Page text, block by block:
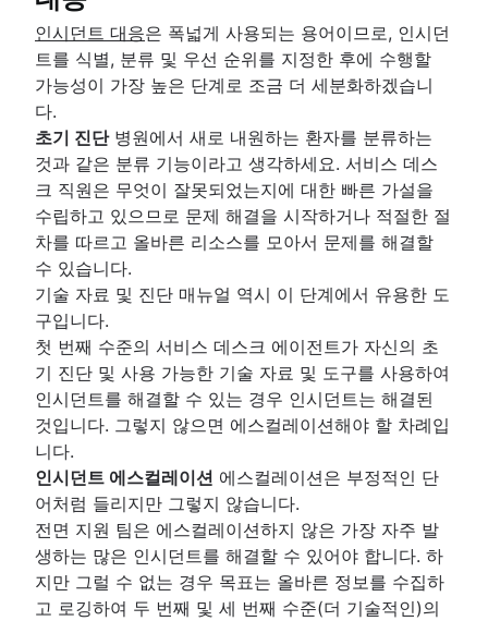
인시던트 대응은 폭넓게 사용되는 용어이므로, 인시던
트를 식별, 분류 및 우선 순위를 지정한 후에 수행할
가능성이 가장 높은 단계로 조금 더 세분화하겠습니
다.
초기 진단병원에서 새로 내원하는 환자를 분류하는
것과 같은 분류 기능이라고 생각하세요. 서비스 데스
크 직원은 무엇이 잘못되었는지에 대한 빠른 가설을
수립하고 있으므로 문제 해결을 시작하거나 적절한 절
차를 따르고 올바른 리소스를 모아서 문제를 해결할
수 있습니다.
기술 자료 및 진단 매뉴얼 역시 이 단계에서 유용한 도
구입니다.
첫 번째 수준의 서비스 데스크 에이전트가 자신의 초
기 진단 및 사용 가능한 기술 자료 및 도구를 사용하여
인시던트를 해결할 수 있는 경우 인시던트는 해결된
것입니다. 그렇지 않으면 에스컬레이션해야 할 차례입
니다.
인시던트 에스컬레이션 에스컬레이션은 부정적인 단
어처럼 들리지만 그렇지 않습니다.
전면 지원 팀은 에스컬레이션하지 않은 가장 자주 발
생하는 많은 인시던트를 해결할 수 있어야 합니다. 하
지만 그럴 수 없는 경우 목표는 올바른 정보를 수집하
고 로깅하여 두 번째 및 세 번째 수준(더 기술적인)의